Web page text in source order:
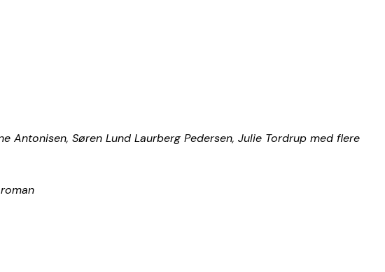
Antonisen, Søren Lund Laurberg Pedersen, Julie Tordrup med flere